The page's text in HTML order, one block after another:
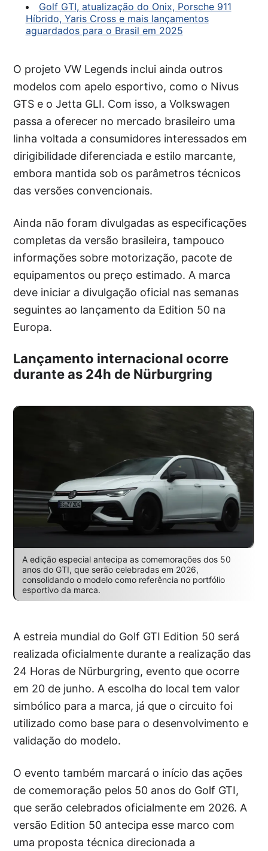
Golf GTI, atualização do Onix, Porsche 911
Híbrido, Yaris Cross e mais lançamentos
aguardados para o Brasil em 2025
O projeto VW Legends inclui ainda outros
modelos com apelo esportivo, como o Nivus
GTS e o Jetta GLI. Com isso, a Volkswagen
passa a oferecer no mercado brasileiro uma
linha voltada a consumidores interessados em
dirigibilidade diferenciada e estilo marcante,
embora mantida sob os parâmetros técnicos
das versões convencionais.
Ainda não foram divulgadas as especificações
completas da versão brasileira, tampouco
informações sobre motorização, pacote de
equipamentos ou preço estimado. A marca
deve iniciar a divulgação oficial nas semanas
seguintes ao lançamento da Edition 50 na
Europa.
Lançamento internacional ocorre
durante as 24h de Nürburgring
A edição especial antecipa as comemorações dos 50
anos do GTI, que serão celebradas em 2026,
consolidando o modelo como referência no portfólio
esportivo da marca.
A estreia mundial do Golf GTI Edition 50 será
realizada oficialmente durante a realização das
24 Horas de Nürburgring, evento que ocorre
em 20 de junho. A escolha do local tem valor
simbólico para a marca, já que o circuito foi
utilizado como base para o desenvolvimento e
validação do modelo.
O evento também marcará o início das ações
de comemoração pelos 50 anos do Golf GTI,
que serão celebrados oficialmente em 2026. A
versão Edition 50 antecipa esse marco com
uma proposta técnica direcionada a